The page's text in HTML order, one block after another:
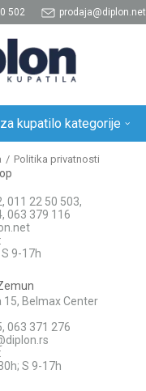
502 prodaja@diplon.net
kupatilo kategorije
Politika privatnosti
011 22 50 503,
063 379 116
9-17h
15, Belmax Center
063 371 276
S 9-17h